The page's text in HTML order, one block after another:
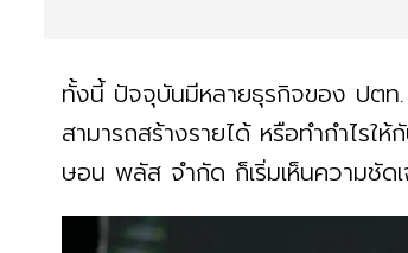
ทั้งนี้ ปัจจุบันมีหลายธุรกิจของ ปตท.
สามารถสร้างรายได้ หรือทำกำไร
ษอน พลัส จํากัด ก็เริ่มเห็นความชัด